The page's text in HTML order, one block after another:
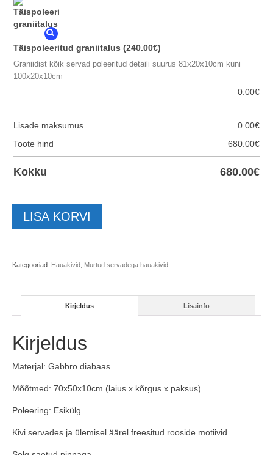
Täispoleeritud graniitalus (240.00€)
Graniidist kõik servad poleeritud detaili suurus 81x20x10cm kuni
100x20x10cm
0.00€
Lisade maksumus 0.00€
Toote hind
680.00€
Kokku 680.00€
LISA KORVI
Kategooriad: Hauakivid Murtud servadega hauakivid
Kirjeldus Lisainfo
Kirjeldus
Materjal: Gabbro diabaas
Mõõtmed: 70x50x10cm (laius x kõrgus x paksus)
Poleering: Esikülg
Kivi servades ja ülemisel äärel freesitud rooside motiivid.